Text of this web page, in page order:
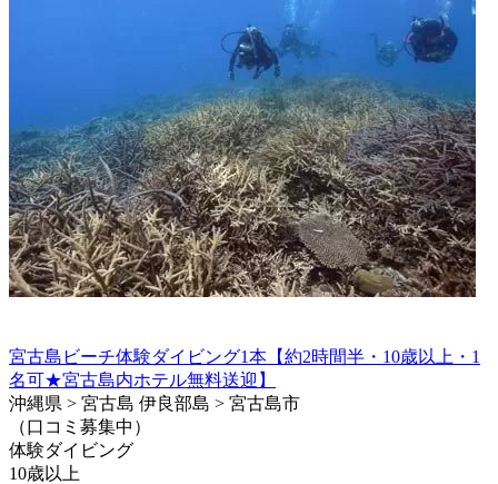
宮古島ビーチ体験ダイビング1本【約2時間半・10歳以上・1
名可★宮古島内ホテル無料送迎】
沖縄県 > 宮古島 伊良部島 > 宮古島市
（口コミ募集中）
体験ダイビング
10歳以上